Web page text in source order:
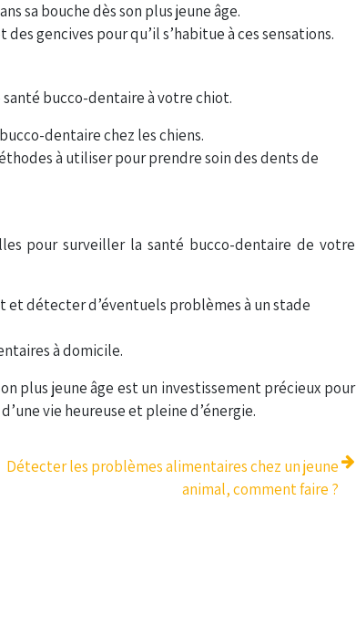
sa bouche dès son plus jeune âge.
gencives pour qu’il s’habitue à ces sensations.
bucco-dentaire à votre chiot.
dentaire chez les chiens.
à utiliser pour prendre soin des dents de
pour surveiller la santé bucco-dentaire de votre
détecter d’éventuels problèmes à un stade
à domicile.
plus jeune âge est un investissement précieux pour
vie heureuse et pleine d’énergie.
Détecter les problèmes alimentaires chez un jeune
animal, comment faire ?